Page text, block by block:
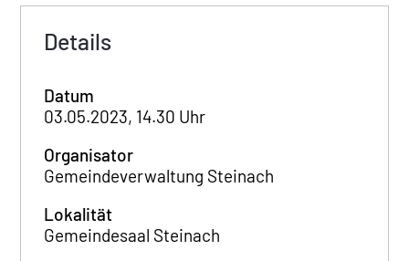
Details
Datum
03.05.2023, 14.30 Uhr
Organisator
Gemeindeverwaltung Steinach
Lokalität
Gemeindesaal Steinach